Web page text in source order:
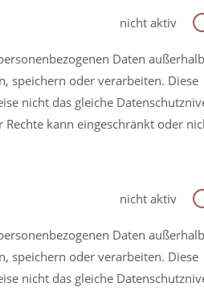
nicht aktiv
Daten außerhalb
speichern oder verarbeiten. Diese
nicht das gleiche
kann eingeschränkt oder
nicht aktiv
Daten außerhalb
speichern oder verarbeiten. Diese
nicht das gleiche